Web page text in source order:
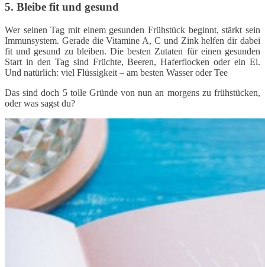
5. Bleibe fit und gesund
Wer seinen Tag mit einem gesunden Frühstück beginnt, stärkt sein
Immunsystem. Gerade die Vitamine A, C und Zink helfen dir dabei
fit und gesund zu bleiben. Die besten Zutaten für einen gesunden
Start in den Tag sind Früchte, Beeren, Haferflocken oder ein Ei.
Und natürlich: viel Flüssigkeit – am besten Wasser oder Tee
Das sind doch 5 tolle Gründe von nun an morgens zu frühstücken,
oder was sagst du?